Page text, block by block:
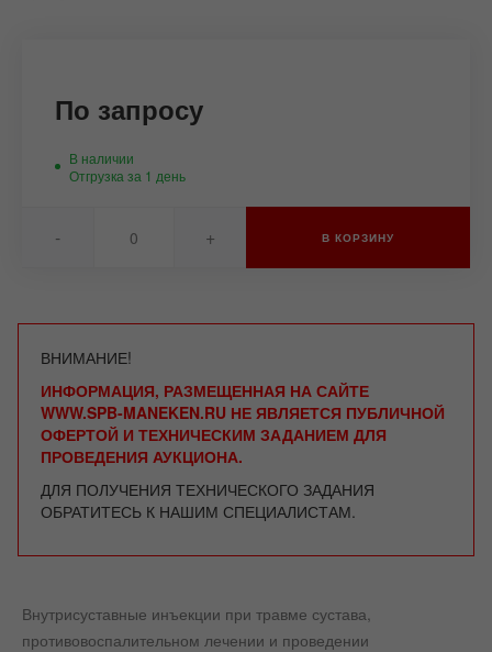
По запросу
В наличии
Отгрузка за 1 день
- + В КОРЗИНУ
ВНИМАНИЕ!
ИНФОРМАЦИЯ, РАЗМЕЩЕННАЯ НА САЙТЕ
WWW.SPB-MANEKEN.RU НЕ ЯВЛЯЕТСЯ ПУБЛИЧНОЙ
ОФЕРТОЙ И ТЕХНИЧЕСКИМ ЗАДАНИЕМ ДЛЯ
ПРОВЕДЕНИЯ АУКЦИОНА.
ДЛЯ ПОЛУЧЕНИЯ ТЕХНИЧЕСКОГО ЗАДАНИЯ
ОБРАТИТЕСЬ К НАШИМ СПЕЦИАЛИСТАМ.
Внутрисуставные инъекции при травме сустава,
противовоспалительном лечении и проведении